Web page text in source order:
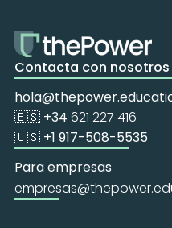
Contacta con nosotros
🇪🇸 +34 621 227 416
🇺🇸 +1 917-508-5535
Para empresas